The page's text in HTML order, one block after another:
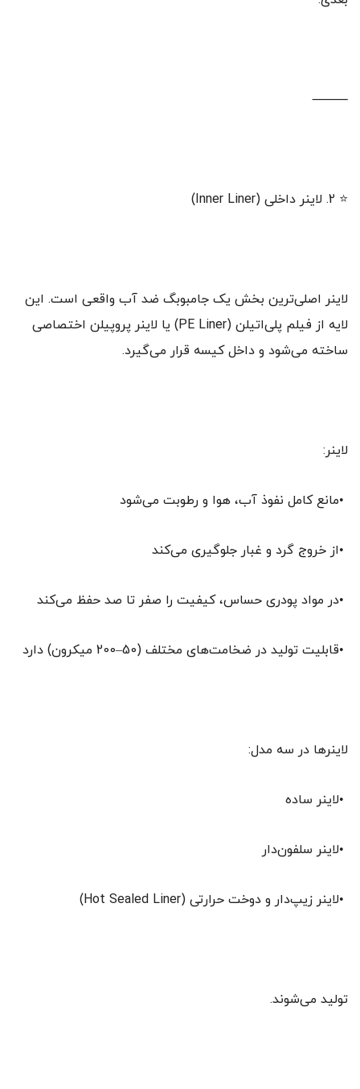
⸻
⭐ 2. لاینر داخلی (Inner Liner)
لاینر اصلی‌ترین بخش یک جامبوبگ ضد آب واقعی است. این
لایه از فیلم پلی‌اتیلن (PE Liner) یا لاینر پروپیلن اختصاصی
ساخته می‌شود و داخل کیسه قرار می‌گیرد.
لاینر:
•مانع کامل نفوذ آب، هوا و رطوبت می‌شود
•از خروج گرد و غبار جلوگیری می‌کند
•در مواد پودری حساس، کیفیت را صفر تا صد حفظ می‌کند
•قابلیت تولید در ضخامت‌های مختلف (50–200 میکرون) دارد
لاینرها در سه مدل:
•لاینر ساده
•لاینر سلفون‌دار
•لاینر زیپ‌دار و دوخت حرارتی (Hot Sealed Liner)
تولید می‌شوند.